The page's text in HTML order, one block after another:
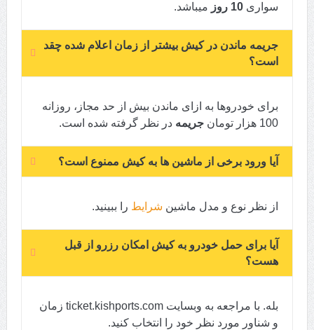
سواری 10 روز میباشد.
جریمه ماندن در کیش بیشتر از زمان اعلام شده چقد
است؟
برای خودرو‌ها به ازای ماندن بیش از حد مجاز، روزانه
100 هزار تومان
جریمه در نظر گرفته شده است.
آیا ورود برخی از ماشین ها به کیش ممنوع است؟
از نظر نوع و مدل ماشین شرایط را ببینید.
آیا برای حمل خودرو به کیش امکان رزرو از قبل
هست؟
بله. با مراجعه به وبسایت ticket.kishports.com زمان
و شناور مورد نظر خود را انتخاب کنید.